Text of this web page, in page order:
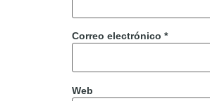
Correo electrónico *
Web